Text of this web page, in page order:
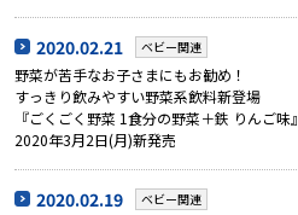
2020.02.21 ベビー関連
野菜が苦手なお子さまにもお勧め！
すっきり飲みやすい野菜系飲料新登場
『ごくごく野菜 1食分の野菜＋鉄 りんご味』
2020年3月2日(月)新発売
2020.02.19 ベビー関連